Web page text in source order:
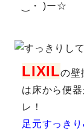
‿・ )ー☆
LIXILの
は床から便
レ！
足元すっき